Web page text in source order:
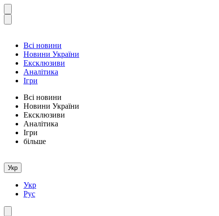
Всі новини
Новини України
Ексклюзиви
Аналітика
Ігри
Всі новини
Новини України
Ексклюзиви
Аналітика
Ігри
більше
Укр
Укр
Рус